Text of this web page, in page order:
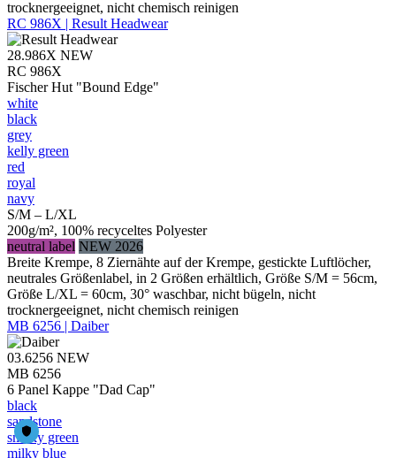
trocknergeeignet, nicht chemisch reinigen
RC 986X | Result Headwear
28.986X NEW
RC 986X
Fischer Hut "Bound Edge"
white
black
grey
kelly green
red
royal
navy
S/M – L/XL
200g/m², 100% recyceltes Polyester
neutral label NEW 2026
Breite Krempe, 8 Ziernähte auf der Krempe, gestickte Luftlöcher,
neutrales Größenlabel, in 2 Größen erhältlich, Größe S/M = 56cm,
Größe L/XL = 60cm, 30° waschbar, nicht bügeln, nicht
trocknergeeignet, nicht chemisch reinigen
MB 6256 | Daiber
03.6256 NEW
MB 6256
6 Panel Kappe "Dad Cap"
black
sandstone
smoky green
milky blue